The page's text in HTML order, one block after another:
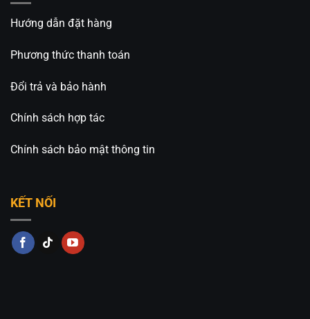
Hướng dẫn đặt hàng
Phương thức thanh toán
Đổi trả và bảo hành
Chính sách hợp tác
Chính sách bảo mật thông tin
KẾT NỐI